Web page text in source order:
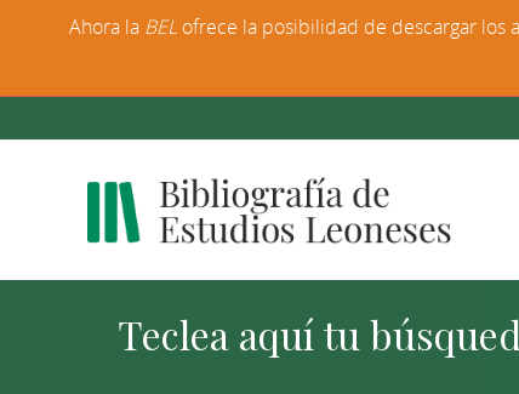
Ahora la BEL ofrece la posibilidad de descargar los